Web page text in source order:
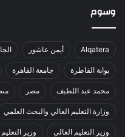
وسوم
Alqatera أيمن عاشور
بوابة القاطرة جامعة القاهرة
محمد عبد اللطيف مصر
وزارة التعليم العالي والبحث العلمي
وزير التعليم العالي وزير